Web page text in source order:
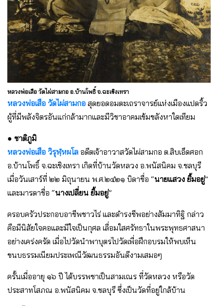
หลวงพ่อเสือ วัดไผ่สามกอ อ.บ้านโพธิ์ จ.ฉะเชิงเทรา
หลวงพ่อเสือ วัดไผ่สามกอ สุดยอดอมตะเถราจารย์แห่งเมืองแปดริ้ว
ผู้ที่มีพลังจิตรอันแก่กล้ามากและมีวิชาอาคมเข้มขลังหาใดเทียม
● ชาติภูมิ
หลวงพ่อเสือ วิรุฬฺหผโล อดีตเจ้าอาวาสวัดไผ่สามกอ ต.สิบเอ็ดศอก
อ.บ้านโพธิ์ จ.ฉะเชิงเทรา เกิดที่บ้านวัดหลวง อ.พนัสนิคม จ.ชลบุรี
เมื่อวันเสาร์ที่ ๒๒ มิถุนายน พ.ศ.๒๔๒๑ บิดาชื่อ “นายแสวง ยิ้มอยู่”
และมารดาชื่อ “นางเปลี่ยน ยิ้มอยู่”
ครอบครัวประกอบอาชีพชาวไร่ และดำรงชีพอย่างสัมมาทิฐิ กล่าว
คือมีนิสัยใจคอและมีใจเป็นกุศล เลื่อมใสศรัทธาในพระพุทธศาสนา
อย่างเคร่งครัด เมื่อไปวัดนำพาบุตรไปวัดเพื่อฝึกอบรมให้พบเห็น
ขนบธรรมเนียมประเพณีวัฒนธรรมอันดีงามเสมอๆ
ครั้นเมื่ออายุ ๑๖ ปี ได้บรรพชาเป็นสามเณร ที่วัดหลวง หรือวัด
ประสาทโสภณ อ.พนัสนิคม จ.ชลบุรี ซึ่งเป็นวัดที่อยู่ใกล้บ้าน